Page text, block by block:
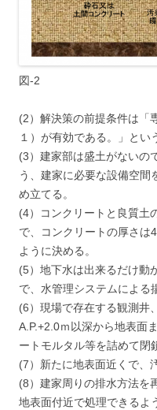
図-2
(2）解決策の前提条件は「
１）が有効である。」とい
(3）建家部は盛土がないの
う、建家に必要な設備空間
め立てる。
(4）コンクリートと良質土
で、コンクリートの厚さは
ように決める。
(5）地下水は出来るだけ動
で、水管理システムによる
(6）現場で存在する観測井
A.P.+2.0ｍ以深から地表面
ートモルタル等を詰めて閉
(7）新たに地表面近くで、
(8）建家周りの排水方法を
地表面付近で処理できるよ